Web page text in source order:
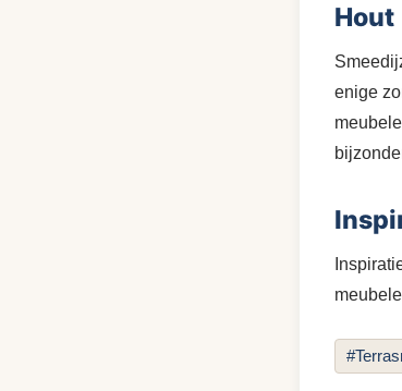
Hout
enige
Bericht
tags:
#